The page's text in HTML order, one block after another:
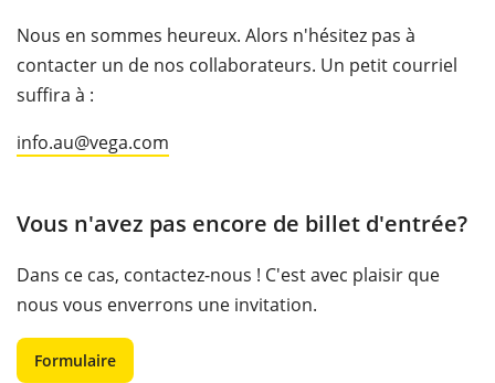
Nous en sommes heureux. Alors n'hésitez pas à
contacter un de nos collaborateurs. Un petit courriel
suffira à :
info.au@vega.com
Vous n'avez pas encore de billet d'entrée?
Dans ce cas, contactez-nous ! C'est avec plaisir que
nous vous enverrons une invitation.
Formulaire